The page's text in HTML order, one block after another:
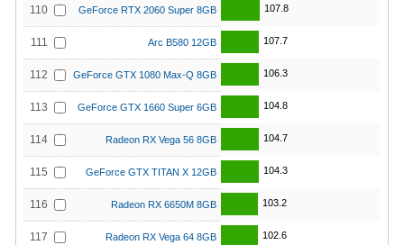
110 GeForce RTX 2060 Super 8GB 107.8
111 Arc B580 12GB 107.7
112 GeForce GTX 1080 Max-Q 8GB 106.3
113 GeForce GTX 1660 Super 6GB 104.8
114 Radeon RX Vega 56 8GB 104.7
115 GeForce GTX TITAN X 12GB 104.3
116 Radeon RX 6650M 8GB 103.2
117 Radeon RX Vega 64 8GB 102.6